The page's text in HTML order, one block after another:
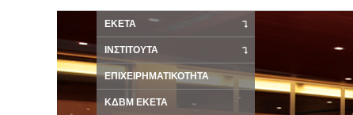
ΕΚΕΤΑ
ΙΝΣΤΙΤΟΥΤΑ
ΕΠΙΧΕΙΡΗΜΑΤΙΚΟΤΗΤΑ
ΚΔΒΜ ΕΚΕΤΑ